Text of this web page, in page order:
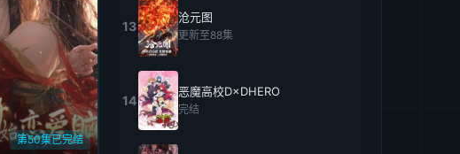
第50集已完结
13
沧元图
更新至88集
14
恶魔高校D×DHERO
完结